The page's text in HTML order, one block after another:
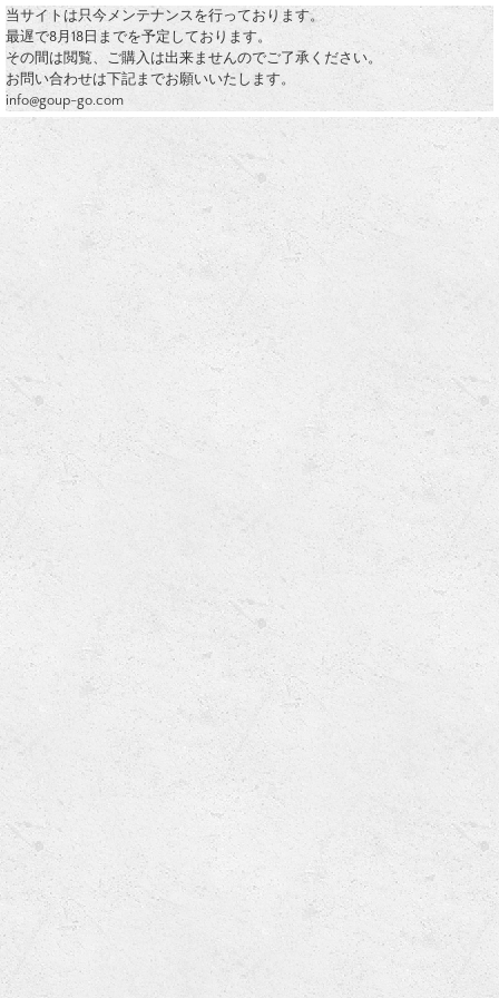
当サイトは只今メンテナンスを行っております。
最遅で8月18日までを予定しております。
その間は閲覧、ご購入は出来ませんのでご了承ください。
お問い合わせは下記までお願いいたします。
info@goup-go.com